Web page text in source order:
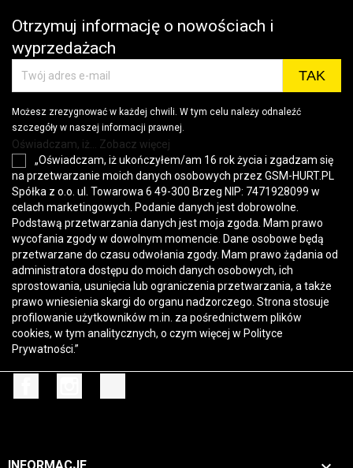
Otrzymuj informację o nowościach i
wyprzedażach
Możesz zrezygnować w każdej chwili. W tym celu należy odnaleźć
szczegóły w naszej informacji prawnej.
Oświadczam, iż... Zobacz więcej
„Oświadczam, iż ukończyłem/am 16 rok życia i zgadzam się
na przetwarzanie moich danych osobowych przez GSM-HURT.PL
Spółka z o.o. ul. Towarowa 6 49-300 Brzeg NIP: 7471928099 w
celach marketingowych. Podanie danych jest dobrowolne.
Podstawą przetwarzania danych jest moja zgoda. Mam prawo
wycofania zgody w dowolnym momencie. Dane osobowe będą
przetwarzane do czasu odwołania zgody. Mam prawo żądania od
administratora dostępu do moich danych osobowych, ich
sprostowania, usunięcia lub ograniczenia przetwarzania, a także
prawo wniesienia skargi do organu nadzorczego. Strona stosuje
profilowanie użytkowników m.in. za pośrednictwem plików
cookies, w tym analitycznych, o czym więcej w Polityce
Prywatności.”